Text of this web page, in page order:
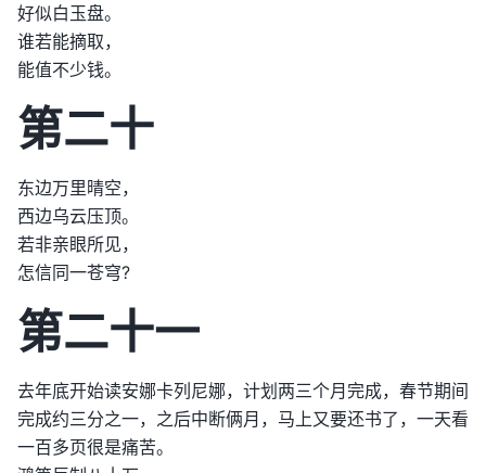
好似白玉盘。
谁若能摘取，
能值不少钱。
第二十
东边万里晴空，
西边乌云压顶。
若非亲眼所见，
怎信同一苍穹?
第二十一
去年底开始读安娜卡列尼娜，计划两三个月完成，春节期间
完成约三分之一，之后中断俩月，马上又要还书了，一天看
一百多页很是痛苦。